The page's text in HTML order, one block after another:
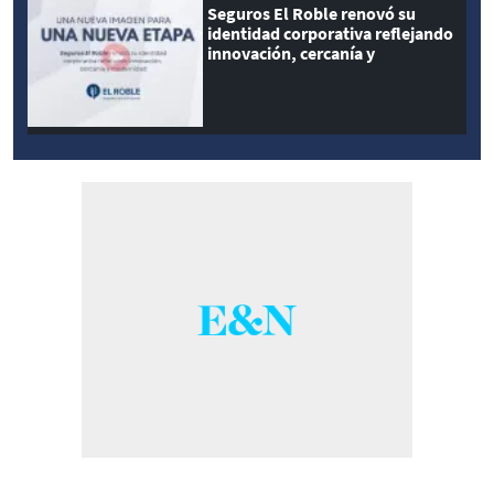
Seguros El Roble renovó su
identidad corporativa reflejando
innovación, cercanía y